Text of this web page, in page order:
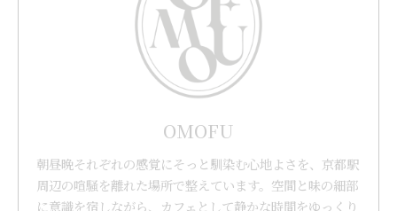
OMOFU
朝昼晩それぞれの感覚にそっと馴染む心地よさを、京都駅
周辺の喧騒を離れた場所で整えています。空間と味の細部
に意識を宿しながら、カフェとして静かな時間をゆっくり